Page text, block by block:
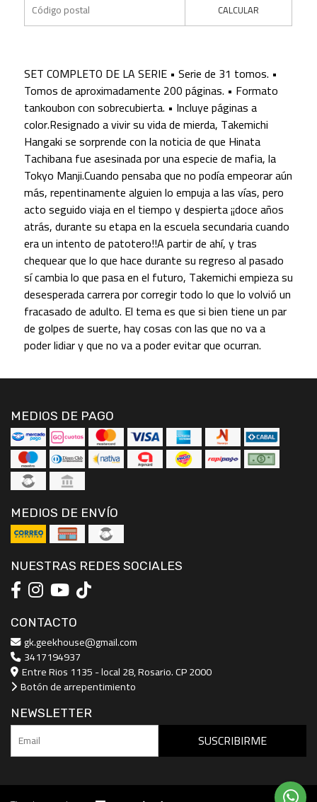
CALCULAR
SET COMPLETO DE LA SERIE • Serie de 31 tomos. •
Tomos de aproximadamente 200 páginas. • Formato
tankoubon con sobrecubierta. • Incluye páginas a
color.Resignado a vivir su vida de mierda, Takemichi
Hangaki se sorprende con la noticia de que Hinata
Tachibana fue asesinada por una especie de mafia, la
Tokyo Manji.Cuando pensaba que no podía empeorar aún
más, repentinamente alguien lo empuja a las vías, pero
acto seguido viaja en el tiempo y despierta ¡¡doce años
atrás, durante su etapa en la escuela secundaria cuando
era un intento de patotero!!A partir de ahí, y tras
chequear que lo que hace durante su regreso al pasado
sí cambia lo que pasa en el futuro, Takemichi empieza su
desesperada carrera por corregir todo lo que lo volvió un
fracasado de adulto. El tema es que si bien tiene un par
de golpes de suerte, hay cosas con las que no va a
poder lidiar y que no va a poder evitar que ocurran.
MEDIOS DE PAGO
MEDIOS DE ENVÍO
NUESTRAS REDES SOCIALES
CONTACTO
gk.geekhouse@gmail.com
3417194937
Entre Rios 1135 - local 28, Rosario. CP 2000
Botón de arrepentimiento
NEWSLETTER
SUSCRIBIRME